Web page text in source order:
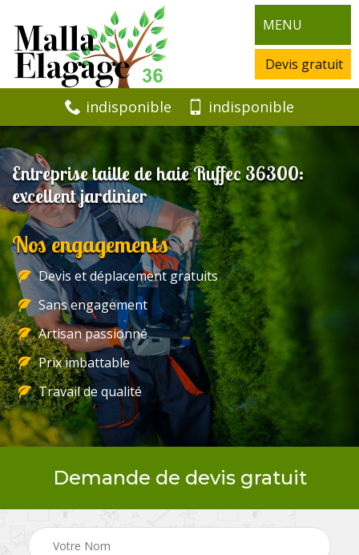
MENU
Devis gratuit
indisponible indisponible
Entreprise taille de haie Ruffec 36300:
excellent jardinier
Nos engagements
Devis et déplacement gratuits
Sans engagement
Artisan passionné
Prix imbattable
Travail de qualité
Demande de devis gratuit